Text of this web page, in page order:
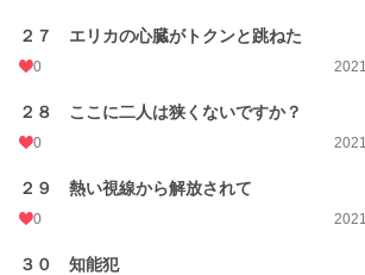
２７ エリカの心臓がトクンと跳ねた
0
２８ ここに二人は狭くないですか？
0
２９ 熱い視線から解放されて
0
３０ 知能犯